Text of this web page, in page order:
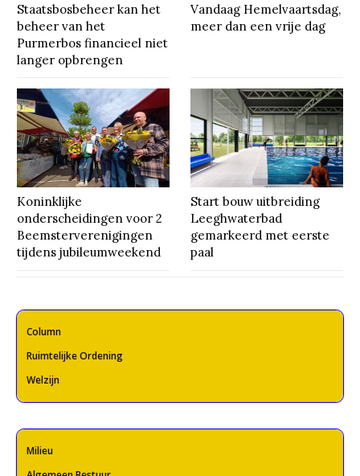
Staatsbosbeheer kan het
beheer van het
Purmerbos financieel niet
langer opbrengen
Vandaag Hemelvaartsdag,
meer dan een vrije dag
Koninklijke
onderscheidingen voor 2
Beemsterverenigingen
tijdens jubileumweekend
Start bouw uitbreiding
Leeghwaterbad
gemarkeerd met eerste
paal
Column
Ruimtelijke Ordening
Welzijn
Milieu